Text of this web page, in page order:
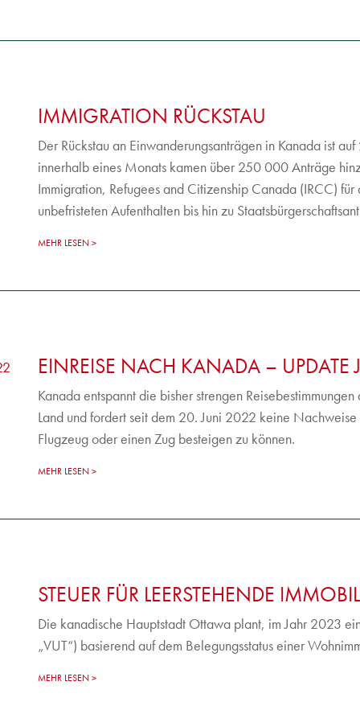
IMMIGRATION RÜCKSTAU
Der Rückstau an Einwanderungsanträgen in Kanada ist
innerhalb eines Monats kamen über 250 000 Anträge
Immigration, Refugees and Citizenship Canada (IRCC)
unbefristeten Aufenthalten bis hin zu
MEHR LESEN
EINREISE NACH KANADA –
Kanada entspannt die bisher strengen
Land und fordert seit dem 20. Juni 2022 keine
Flugzeug oder einen Zug besteigen zu können.
MEHR LESEN
STEUER FÜR LEERSTEHENDE
Die kanadische Hauptstadt Ottawa plant, im Jahr 2023
„VUT“) basierend auf dem Belegungsstatus einer
MEHR LESEN